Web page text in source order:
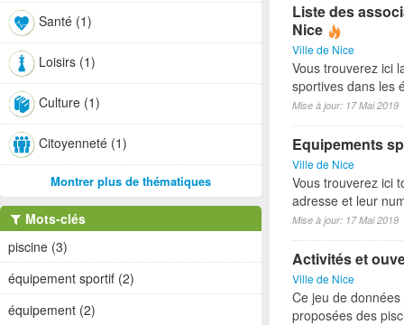
Liste des
Nice
Ville de Nice
Vous trouverez ici
sportives dans les
Mise à jour: 17 Mai 2019
Equipements
Ville de Nice
Vous trouverez ici
adresse et leur
Mise à jour: 17 Mai 2019
Activités et
Ville de Nice
Ce jeu de
proposées des
Santé (1)
Loisirs (1)
Culture (1)
Citoyenneté (1)
Montrer plus de thématiques
Mots-clés
piscine (3)
équipement sportif (2)
équipement (2)